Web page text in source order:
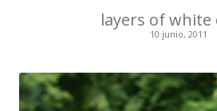
layers of white
10 junio, 2011